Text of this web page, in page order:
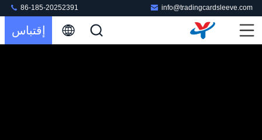
info@tradingcardsleeve.com
86-185-20252391
إقتباس